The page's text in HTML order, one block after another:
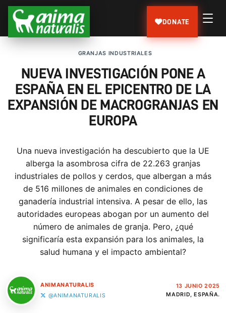
DONATE
GRANJAS INDUSTRIALES
NUEVA INVESTIGACIÓN PONE A
ESPAÑA EN EL EPICENTRO DE LA
EXPANSIÓN DE MACROGRANJAS EN
EUROPA
Una nueva investigación ha descubierto que la UE
alberga la asombrosa cifra de 22.263 granjas
industriales de pollos y cerdos, que albergan a más
de 516 millones de animales en condiciones de
ganadería industrial intensiva. A pesar de ello, las
autoridades europeas abogan por un aumento del
número de animales de granja. Pero, ¿qué
significaría esta expansión para los animales, la
salud humana y el impacto ambiental?
ANIMANATURALIS
@ANIMANATURALIS
13 JUNIO 2025
MADRID, ESPAÑA.